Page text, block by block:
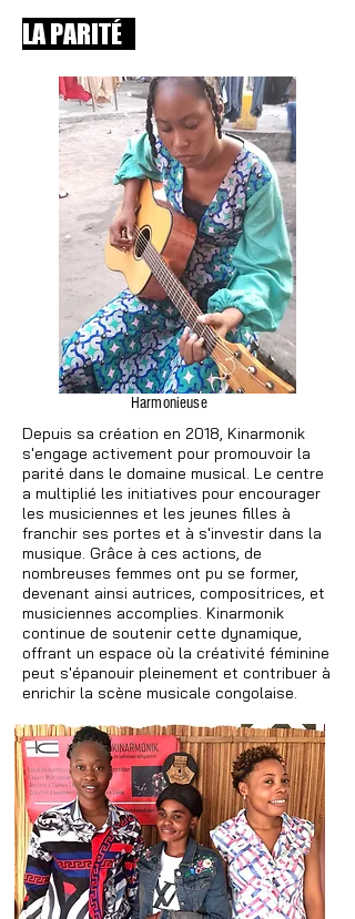
LA PARITÉ
Harmonieuse
Depuis sa création en 2018, Kinarmonik
s'engage activement pour promouvoir la
parité dans le domaine musical. Le centre
a multiplié les initiatives pour encourager
les musiciennes et les jeunes filles à
franchir ses portes et à s'investir dans la
musique. Grâce à ces actions, de
nombreuses femmes ont pu se former,
devenant ainsi autrices, compositrices, et
musiciennes accomplies. Kinarmonik
continue de soutenir cette dynamique,
offrant un espace où la créativité féminine
peut s'épanouir pleinement et contribuer à
enrichir la scène musicale congolaise.